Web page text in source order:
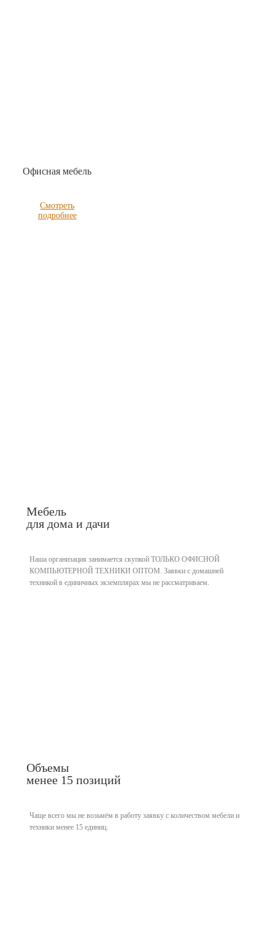
Офисная мебель
Смотреть
подробнее
Мебель
для дома и дачи
Наша организация занимается скупкой ТОЛЬКО ОФИСНОЙ
КОМПЬЮТЕРНОЙ ТЕХНИКИ ОПТОМ. Заявки с домашней
техникой в единичных экземплярах мы не рассматриваем.
Объемы
менее 15 позиций
Чаще всего мы не возьмём в работу заявку с количеством мебели и
техники менее 15 единиц.